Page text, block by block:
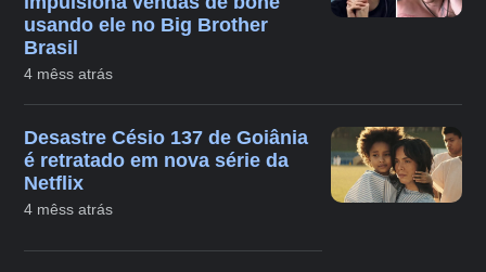
usando ele no Big Brother
Brasil
4 mêss atrás
Desastre Césio 137 de Goiânia
é retratado em nova série da
Netflix
4 mêss atrás